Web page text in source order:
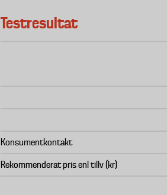
Testresultat
Konsumentkontakt
Rekommenderat pris enl tillv (kr)